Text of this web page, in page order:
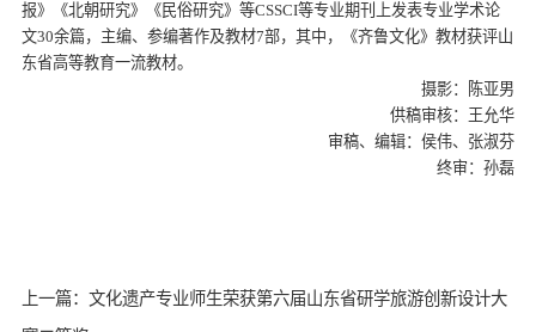
报》《北朝研究》《民俗研究》等CSSCI等专业期刊上发表专业学术论
文30余篇，主编、参编著作及教材7部，其中，《齐鲁文化》教材获评山
东省高等教育一流教材。
摄影：陈亚男
供稿审核：王允华
审稿、编辑：侯伟、张淑芬
终审：孙磊
上一篇：文化遗产专业师生荣获第六届山东省研学旅游创新设计大